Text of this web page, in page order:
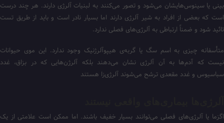
بینی یا سینوس‌هایشان می‌شود و تصور می‌کنند به لبنیات آلرژی دارند. هر چند درست
است که بعضی از افراد به شیر آلرژی دارند اما بسیار نادر است و باید از طریق تست
تائید شود و ضمناً ارتباطی به آلرژی‌های فصلی ندارد.
متأسفانه چیزی به اسم سگ یا گربه‌ی هیپوآلرژنیک وجود ندارد. این موی حیوانات
نیست که آدم‌ها به آن آلرژی نشان می‌دهند بلکه آلرژن‌هایی که در بزاق، غدد
سباسیوس و غدد مقعدی ترشح می‌شوند آلرژی‌زا هستند
اگزما یا آلرژی‌های فصلی می‌توانند بسیار خفیف باشند. اما ممکن است علامتی از یک